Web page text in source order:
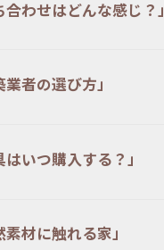
わせはどんな感じ？」
者の選び方」
いつ購入する？」
材に触れる家」